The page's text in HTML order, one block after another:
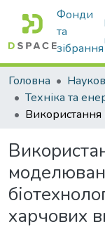
Фонди
та
зібрання
Головна
харчових